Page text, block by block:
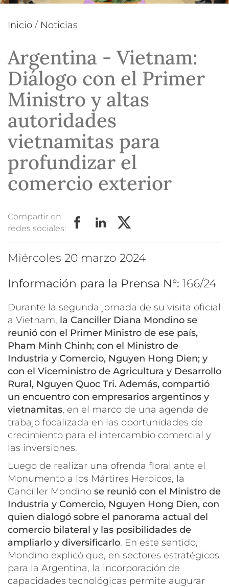
Inicio / Noticias
Argentina - Vietnam:
Diálogo con el Primer
Ministro y altas
autoridades
vietnamitas para
profundizar el
comercio exterior
Compartir en
redes sociales:
miércoles 20 marzo 2024
Información para la Prensa N°: 166/24
Durante la segunda jornada de su visita oficial
a Vietnam, la Canciller Diana Mondino se
reunió con el Primer Ministro de ese país,
Pham Minh Chinh; con el Ministro de
Industria y Comercio, Nguyen Hong Dien; y
con el Viceministro de Agricultura y Desarrollo
Rural, Nguyen Quoc Tri. Además, compartió
un encuentro con empresarios argentinos y
vietnamitas, en el marco de una agenda de
trabajo focalizada en las oportunidades de
crecimiento para el intercambio comercial y
las inversiones.
Luego de realizar una ofrenda floral ante el
Monumento a los Mártires Heroicos, la
Canciller Mondino se reunió con el Ministro de
Industria y Comercio, Nguyen Hong Dien, con
quien dialogó sobre el panorama actual del
comercio bilateral y las posibilidades de
ampliarlo y diversificarlo. En este sentido,
Mondino explicó que, en sectores estratégicos
para la Argentina, la incorporación de
capacidades tecnológicas permite augurar